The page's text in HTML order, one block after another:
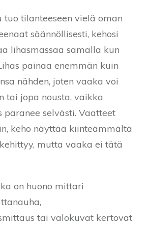
tilanteeseen vielä oman
säännöllisesti, kehosi
lihasmassaa samalla kun
painaa enemmän kuin
nähden, joten vaaka voi
tai jopa nousta, vaikka
paranee selvästi. Vaatteet
keho näyttää kiinteämmältä
mutta vaaka ei tätä
on huono mittari
tai valokuvat kertovat